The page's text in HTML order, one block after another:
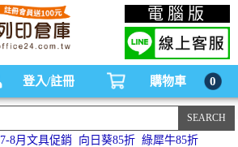
副廠碳粉匣，環保碳粉匣,連續供墨印表機-office24列印
倉庫線上購物手機版
電腦版
登入/註冊 購物車 0
7-8月文具促銷 向日葵85折 綠犀牛85折